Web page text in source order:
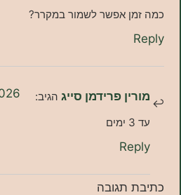
אפשר לשמור במקרר?
פרידמן סייג הגיב: 08/02/2026 בשעה 08:22
תגובה